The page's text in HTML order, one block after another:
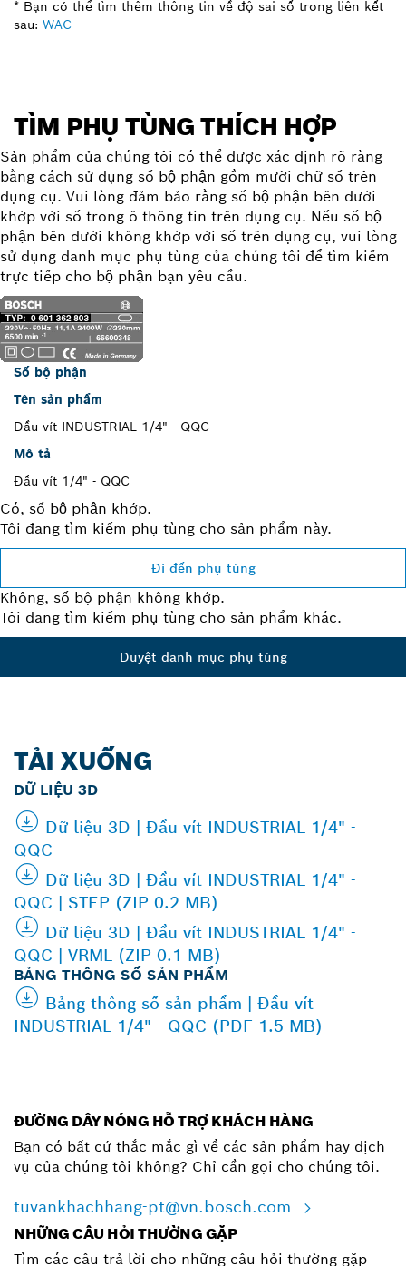
* Bạn có thể tìm thêm thông tin về độ sai số trong liên kết
sau: WAC
TÌM PHỤ TÙNG THÍCH HỢP
Sản phẩm của chúng tôi có thể được xác định rõ ràng
bằng cách sử dụng số bộ phận gồm mười chữ số trên
dụng cụ. Vui lòng đảm bảo rằng số bộ phận bên dưới
khớp với số trong ô thông tin trên dụng cụ. Nếu số bộ
phận bên dưới không khớp với số trên dụng cụ, vui lòng
sử dụng danh mục phụ tùng của chúng tôi để tìm kiếm
trực tiếp cho bộ phận bạn yêu cầu.
Số bộ phận
Tên sản phẩm
Đầu vít INDUSTRIAL 1/4" - QQC
Mô tả
Đầu vít 1/4" - QQC
Có, số bộ phận khớp.
Tôi đang tìm kiếm phụ tùng cho sản phẩm này.
Đi đến phụ tùng
Không, số bộ phận không khớp.
Tôi đang tìm kiếm phụ tùng cho sản phẩm khác.
Duyệt danh mục phụ tùng
TẢI XUỐNG
DỮ LIỆU 3D
Dữ liệu 3D | Đầu vít INDUSTRIAL 1/4" -
QQC
Dữ liệu 3D | Đầu vít INDUSTRIAL 1/4" -
QQC | STEP (ZIP 0.2 MB)
Dữ liệu 3D | Đầu vít INDUSTRIAL 1/4" -
QQC | VRML (ZIP 0.1 MB)
BẢNG THÔNG SỐ SẢN PHẨM
Bảng thông số sản phẩm | Đầu vít
INDUSTRIAL 1/4" - QQC (PDF 1.5 MB)
ĐƯỜNG DÂY NÓNG HỖ TRỢ KHÁCH HÀNG
Bạn có bất cứ thắc mắc gì về các sản phẩm hay dịch
vụ của chúng tôi không? Chỉ cần gọi cho chúng tôi.
tuvankhachhang-pt@vn.bosch.com
NHỮNG CÂU HỎI THƯỜNG GẶP
Tìm các câu trả lời cho những câu hỏi thường gặp